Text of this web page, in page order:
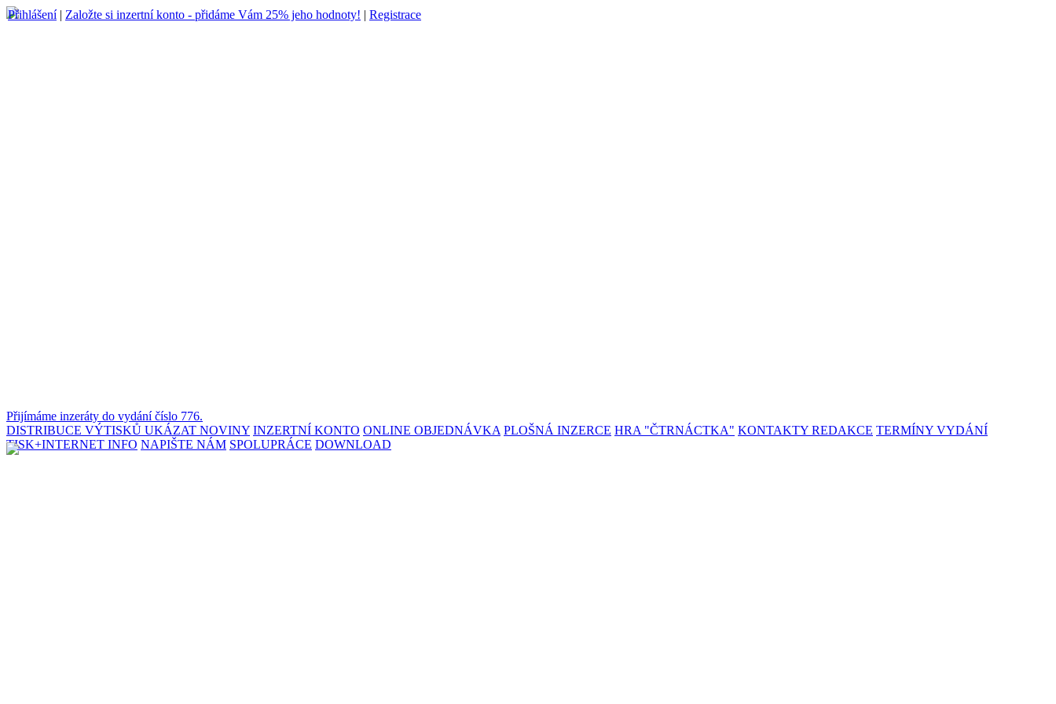
Přihlášení| Založte si inzertní konto - přidáme Vám 25% jeho hodnoty! | Registrace
Přijímáme inzeráty do vydání číslo 776.
DISTRIBUCE VÝTISKŮ UKÁZAT NOVINY INZERTNÍ KONTO ONLINE OBJEDNÁVKA PLOŠNÁ INZERCE HRA "ČTRNÁCTKA" KONTAKTY REDAKCE TERMÍNY VYDÁNÍ
TISK+INTERNET INFO NAPIŠTE NÁM SPOLUPRÁCE DOWNLOAD